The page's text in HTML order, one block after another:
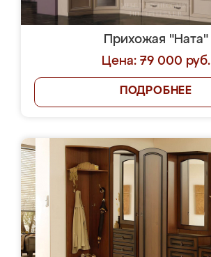
Прихожая "Ната"
Цена: 79 000 руб.
ПОДРОБНЕЕ